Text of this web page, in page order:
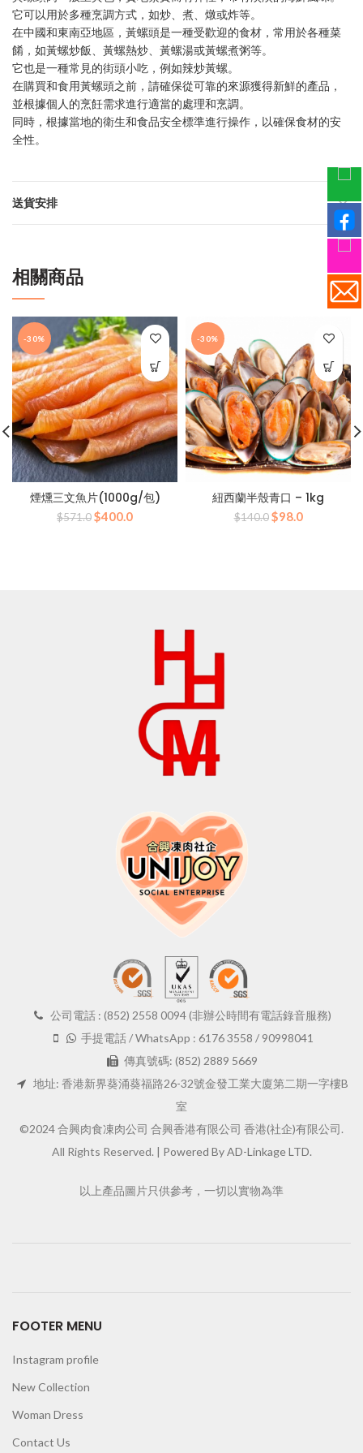
它可以用於多種烹調方式，如炒、煮、燉或炸等。
在中國和東南亞地區，黃螺頭是一種受歡迎的食材，常用於各種菜
餚，如黃螺炒飯、黃螺熱炒、黃螺湯或黃螺煮粥等。
它也是一種常見的街頭小吃，例如辣炒黃螺。
在購買和食用黃螺頭之前，請確保從可靠的來源獲得新鮮的產品，
並根據個人的烹飪需求進行適當的處理和烹調。
同時，根據當地的衛生和食品安全標準進行操作，以確保食材的安
全性。
送貨安排
相關商品
-30%
煙燻三文魚片(1000g/包)
$571.0原
$400.0目
-30%
紐西蘭半殼青口 – 1kg
$140.0 原
$98.0目
公司電話 : (852) 2558 0094 (非辦公時間有電話錄音服務)
手提電話 / WhatsApp : 6176 3558 / 90998041
傳真號碼: (852) 2889 5669
地址: 香港新界葵涌葵福路26-32號金發工業大廈第二期一字樓B
室
©2024 合興肉食凍肉公司 合興香港有限公司 香港(社企)有限公司.
All Rights Reserved. | Powered By AD-Linkage LTD.
以上產品圖片只供參考，一切以實物為準
FOOTER MENU
Instagram profile
New Collection
Woman Dress
Contact Us